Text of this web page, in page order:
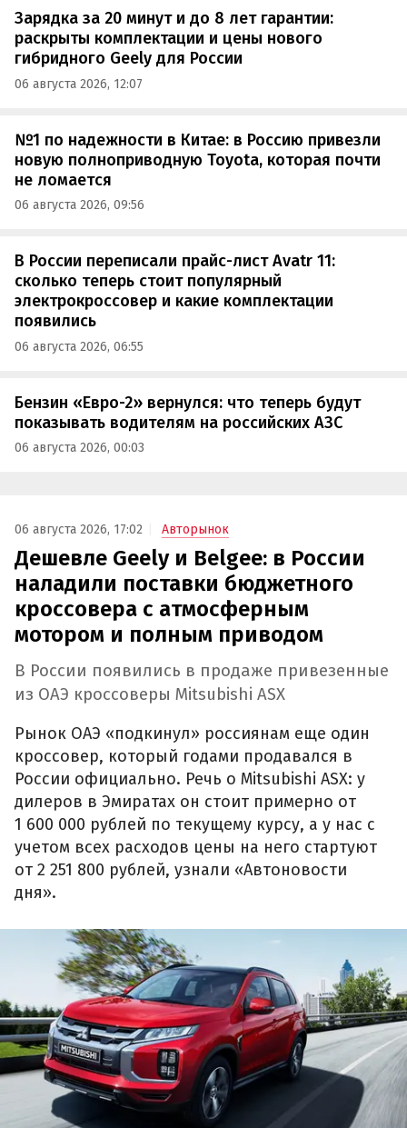
Зарядка за 20 минут и до 8 лет гарантии:
раскрыты комплектации и цены нового
гибридного Geely для России
06 августа 2026, 12:07
№1 по надежности в Китае: в Россию привезли
новую полноприводную Toyota, которая почти
не ломается
06 августа 2026, 09:56
В России переписали прайс-лист Avatr 11:
сколько теперь стоит популярный
электрокроссовер и какие комплектации
появились
06 августа 2026, 06:55
Бензин «Евро-2» вернулся: что теперь будут
показывать водителям на российских АЗС
06 августа 2026, 00:03
06 августа 2026, 17:02 Авторынок
Дешевле Geely и Belgee: в России
наладили поставки бюджетного
кроссовера с атмосферным
мотором и полным приводом
В России появились в продаже привезенные
из ОАЭ кроссоверы Mitsubishi ASX
Рынок ОАЭ «подкинул» россиянам еще один
кроссовер, который годами продавался в
России официально. Речь о Mitsubishi ASX: у
дилеров в Эмиратах он стоит примерно от
1 600 000 рублей по текущему курсу, а у нас с
учетом всех расходов цены на него стартуют
от 2 251 800 рублей, узнали «Автоновости
дня».